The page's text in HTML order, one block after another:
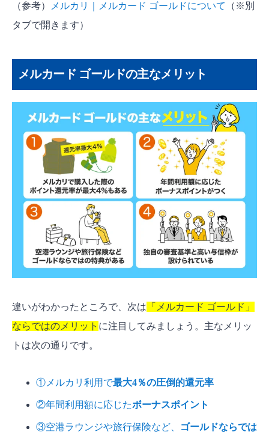
（参考） メルカリ｜メルカード ゴールドについて
（※別
タブで開きます）
メルカード ゴールドの主なメリット
違いがわかったところで、次は 「メルカード ゴールド」
ならではのメリット に注目してみましょう。主なメリッ
トは次の通りです。
①メルカリ利用で最大4％の圧倒的還元率
②年間利用額に応じたボーナスポイント
③空港ラウンジや旅行保険など、 ゴールドならでは